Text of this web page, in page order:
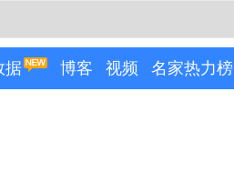
据 博客 视频 名家热力榜